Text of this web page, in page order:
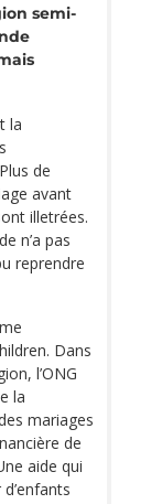
semi-
la
de
avant
illetrées.
n’a pas
reprendre
Dans
l’ONG
la
mariages
de
aide qui